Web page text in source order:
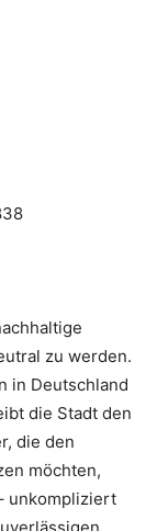
zu werden.
in Deutschland
die Stadt den
die den
möchten,
unkompliziert